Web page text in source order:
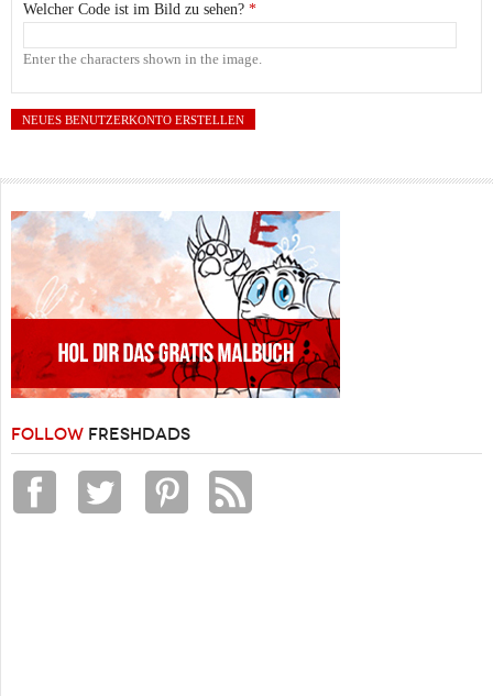
Welcher Code ist im Bild zu sehen? *
Enter the characters shown in the image.
FOLLOW FRESHDADS